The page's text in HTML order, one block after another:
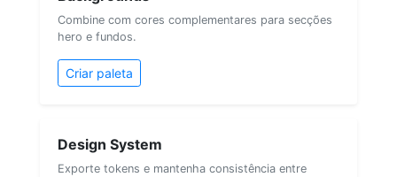
Combine com cores complementares para secções
hero e fundos.
Criar paleta
Design System
Exporte tokens e mantenha consistência entre